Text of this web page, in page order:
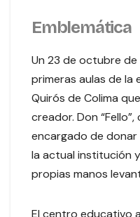
Emblemática
Un 23 de octubre de
primeras aulas de la
Quirós de Colima
creador. Don
encargado de
la actual institución
propias manos